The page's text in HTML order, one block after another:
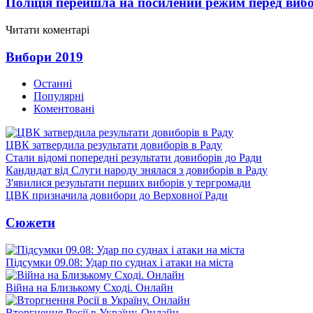
Читати коментарі
Вибори 2019
Останні
Популярні
Коментовані
ЦВК затвердила результати довиборів в Раду
Стали відомі попередні результати довиборів до Ради
Кандидат від Слуги народу знялася з довиборів в Раду
З'явилися результати перших виборів у тергромади
ЦВК призначила довибори до Верховної Ради
Сюжети
Підсумки 09.08: Удар по суднах і атаки на міста
Війна на Близькому Сході. Онлайн